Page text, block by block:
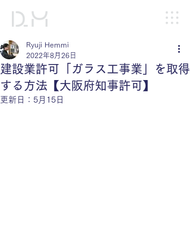
建設業許可「ガラス工事業」を取得
する方法【大阪府知事許可】
Ryuji Hemmi
2022年8月26日
更新日： 5月15日